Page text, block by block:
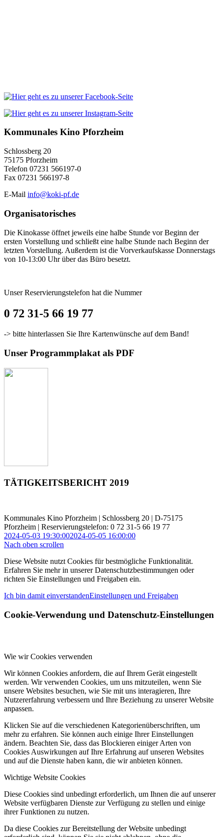
Kommunales Kino Pforzheim
Schlossberg 20
75175 Pforzheim
Telefon 07231 566197-0
Fax 07231 566197-8
E-Mail info@koki-pf.de
Organisatorisches
Die Kinokasse öffnet jeweils eine halbe Stunde vor Beginn der
ersten Vorstellung und schließt eine halbe Stunde nach Beginn der
letzten Vorstellung. Außerdem ist die Vorverkaufskasse Donnerstags
von 10-13:00 Uhr über das Büro besetzt.
Unser Reservierungstelefon hat die Nummer
0 72 31-5 66 19 77
-> bitte hinterlassen Sie Ihre Kartenwünsche auf dem Band!
Unser Programmplakat als PDF
TÄTIGKEITSBERICHT 2019
Kommunales Kino Pforzheim | Schlossberg 20 | D-75175
Pforzheim | Reservierungstelefon: 0 72 31-5 66 19 77
2024-05-03 19:30:002024-05-05 16:00:00
Nach oben scrollen
Diese Website nutzt Cookies für bestmögliche Funktionalität.
Erfahren Sie mehr in unserer Datenschutzbestimmungen oder
richten Sie Einstellungen und Freigaben ein.
Ich bin damit einverstandenEinstellungen und Freigaben
Cookie-Verwendung und Datenschutz-Einstellungen
Wie wir Cookies verwenden
Wir können Cookies anfordern, die auf Ihrem Gerät eingestellt
werden. Wir verwenden Cookies, um uns mitzuteilen, wenn Sie
unsere Websites besuchen, wie Sie mit uns interagieren, Ihre
Nutzererfahrung verbessern und Ihre Beziehung zu unserer Website
anpassen.
Klicken Sie auf die verschiedenen Kategorienüberschriften, um
mehr zu erfahren. Sie können auch einige Ihrer Einstellungen
ändern. Beachten Sie, dass das Blockieren einiger Arten von
Cookies Auswirkungen auf Ihre Erfahrung auf unseren Websites
und auf die Dienste haben kann, die wir anbieten können.
Wichtige Website Cookies
Diese Cookies sind unbedingt erforderlich, um Ihnen die auf unserer
Website verfügbaren Dienste zur Verfügung zu stellen und einige
ihrer Funktionen zu nutzen.
Da diese Cookies zur Bereitstellung der Website unbedingt